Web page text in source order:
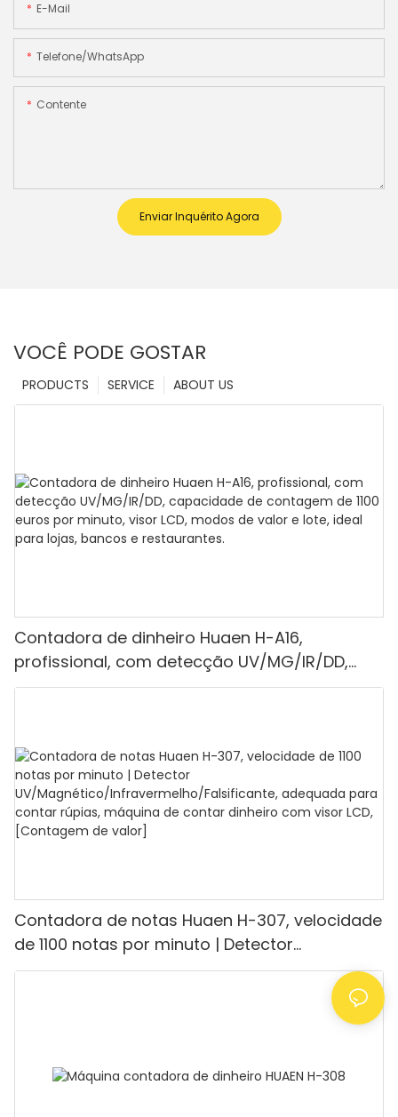
E-Mail
Telefone/WhatsApp
Contente
Enviar Inquérito Agora
VOCÊ PODE GOSTAR
ABOUT US
SERVICE
PRODUCTS
Contadora de dinheiro Huaen H-A16,
profissional, com detecção UV/MG/IR/DD,
capacidade de contagem de 1100 euros por
Contadora de notas Huaen H-307, velocidade
de 1100 notas por minuto | Detector
UV/Magnético/Infravermelho/Falsificante,
adequada para contar rúpias, máquina de
contar dinheiro com visor LCD, [Contagem de